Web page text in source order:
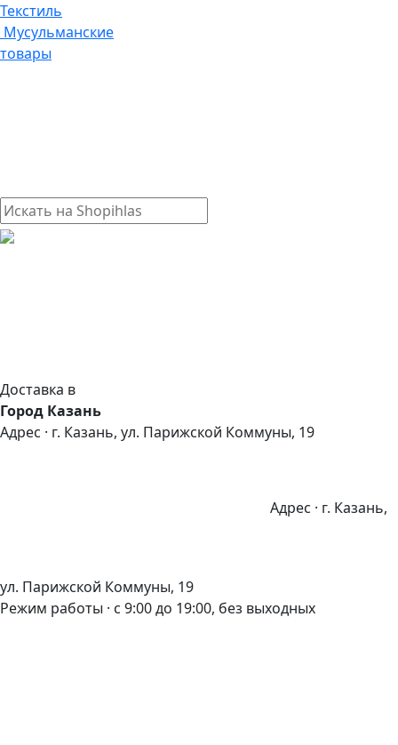
Текстиль
Мусульманские
товары
Доставка в
Город Казань
Адрес · г. Казань, ул. Парижской Коммуны, 19
Адрес · г. Казань,
ул. Парижской Коммуны, 19
Режим работы · с 9:00 до 19:00, без выходных